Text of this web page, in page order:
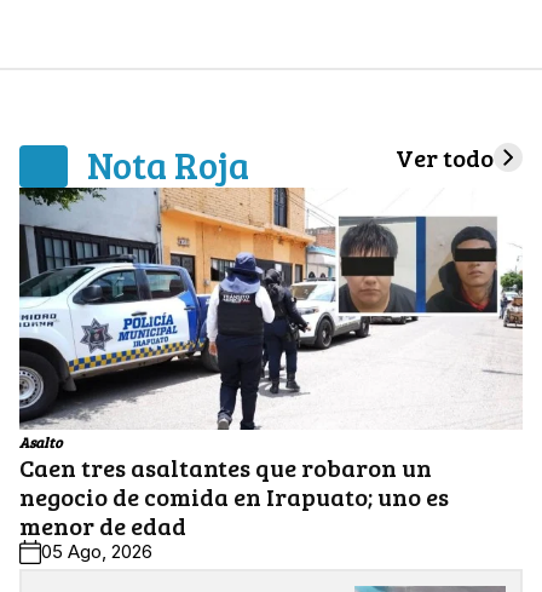
Nota Roja Ver todo
Asalto
Caen tres asaltantes que robaron un
negocio de comida en Irapuato; uno es
menor de edad
05 Ago, 2026